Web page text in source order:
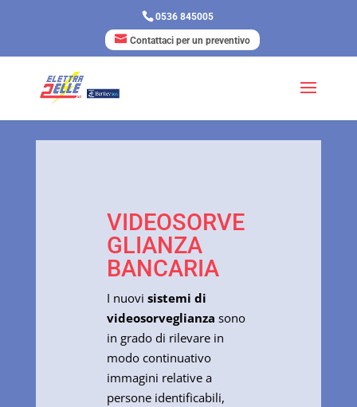
0536 845005
Contattaci per un preventivo
VIDEOSORVE
GLIANZA
BANCARIA
I nuovi sistemi di
videosorveglianza sono
in grado di rilevare in
modo continuativo
immagini relative a
persone identificabili,